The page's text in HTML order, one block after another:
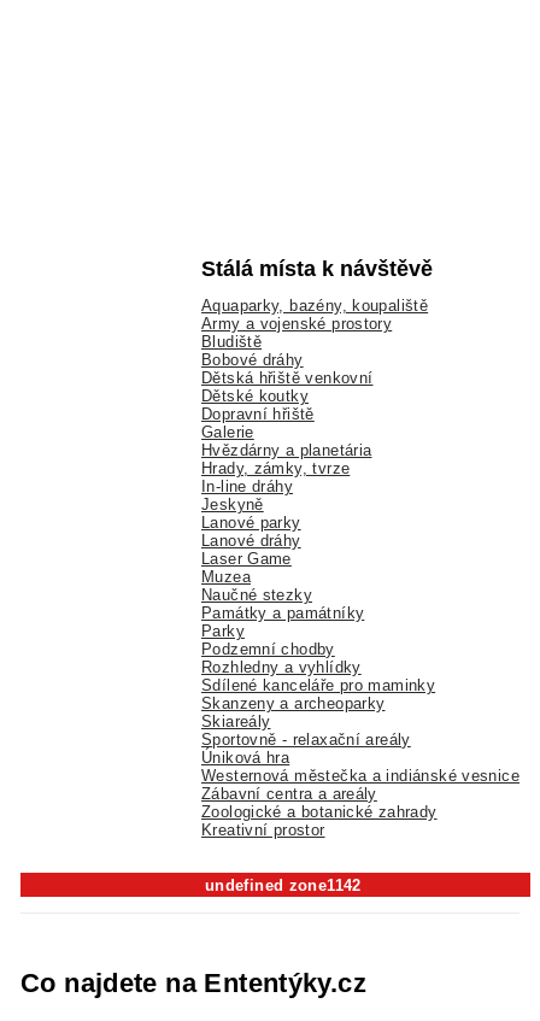
Stálá místa k návštěvě
Aquaparky, bazény, koupaliště
Army a vojenské prostory
Bludiště
Bobové dráhy
Dětská hřiště venkovní
Dětské koutky
Dopravní hřiště
Galerie
Hvězdárny a planetária
Hrady, zámky, tvrze
In-line dráhy
Jeskyně
Lanové parky
Lanové dráhy
Laser Game
Muzea
Naučné stezky
Památky a památníky
Parky
Podzemní chodby
Rozhledny a vyhlídky
Sdílené kanceláře pro maminky
Skanzeny a archeoparky
Skiareály
Sportovně - relaxační areály
Úniková hra
Westernová městečka a indiánské vesnice
Zábavní centra a areály
Zoologické a botanické zahrady
Kreativní prostor
undefined zone1142
Co najdete na Ententýky.cz